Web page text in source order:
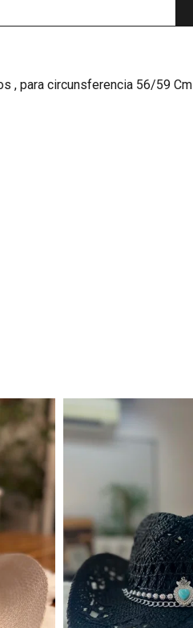
, para circunsferencia 56/59 Cm